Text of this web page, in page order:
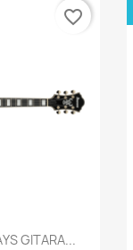
GITARA...
favorite_border